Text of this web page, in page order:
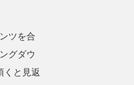
ツを合
グダウ
くと見返